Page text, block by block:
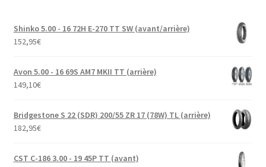
Shinko 5.00 - 16 72H E-270 TT SW (avant/arrière)
152,95€
Avon 5.00 - 16 69S AM7 MKII TT (arrière)
149,10€
Bridgestone S 22 (SDR) 200/55 ZR 17 (78W) TL (arrière)
182,95€
CST C-186 3.00 - 19 45P TT (avant)